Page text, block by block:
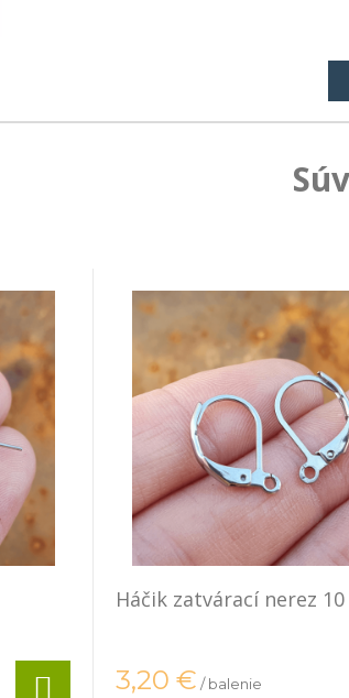
Háčik zatvárací nerez 10
3,20 € / balenie